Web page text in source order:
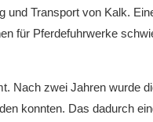
Transport von Kalk.
für Pferdefuhrwerke
Nach zwei Jahren wurde
konnten. Das dadurch